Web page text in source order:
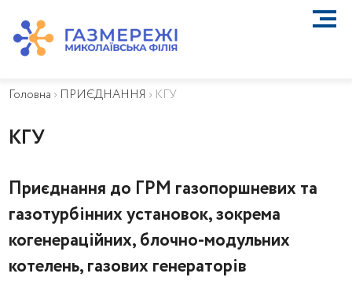
ПРО КОМПАНІЮ
ВАЖЛИВА ІНФОРМАЦІЯ
КАР’ЄРА
Біометан
КГУ
ОСОБИСТИЙ КАБІНЕТ
Головна › ПРИЄДНАННЯ › КГУ
КГУ
Приєднання до ГРМ газопоршневих та
газотурбінних установок, зокрема
когенераційних, блочно-модульних
котелень, газових генераторів